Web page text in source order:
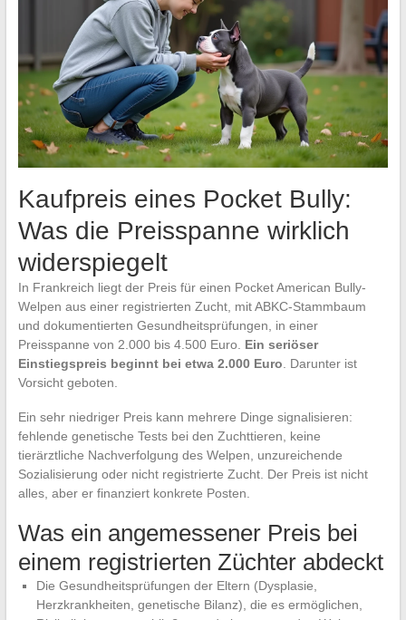
Kaufpreis eines Pocket Bully:
Was die Preisspanne wirklich
widerspiegelt
In Frankreich liegt der Preis für einen Pocket American Bully-
Welpen aus einer registrierten Zucht, mit ABKC-Stammbaum
und dokumentierten Gesundheitsprüfungen, in einer
Preisspanne von 2.000 bis 4.500 Euro. Ein seriöser
Einstiegspreis beginnt bei etwa 2.000 Euro . Darunter ist
Vorsicht geboten.
Ein sehr niedriger Preis kann mehrere Dinge signalisieren:
fehlende genetische Tests bei den Zuchttieren, keine
tierärztliche Nachverfolgung des Welpen, unzureichende
Sozialisierung oder nicht registrierte Zucht. Der Preis ist nicht
alles, aber er finanziert konkrete Posten.
Was ein angemessener Preis bei
einem registrierten Züchter abdeckt
Die Gesundheitsprüfungen der Eltern (Dysplasie,
Herzkrankheiten, genetische Bilanz), die es ermöglichen,